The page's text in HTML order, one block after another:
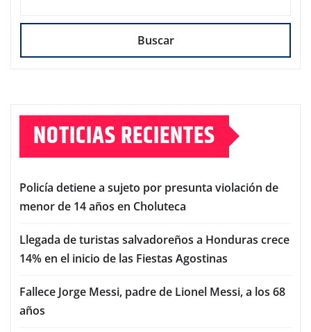
Buscar
NOTICIAS RECIENTES
Policía detiene a sujeto por presunta violación de
menor de 14 años en Choluteca
Llegada de turistas salvadoreños a Honduras crece
14% en el inicio de las Fiestas Agostinas
Fallece Jorge Messi, padre de Lionel Messi, a los 68
años